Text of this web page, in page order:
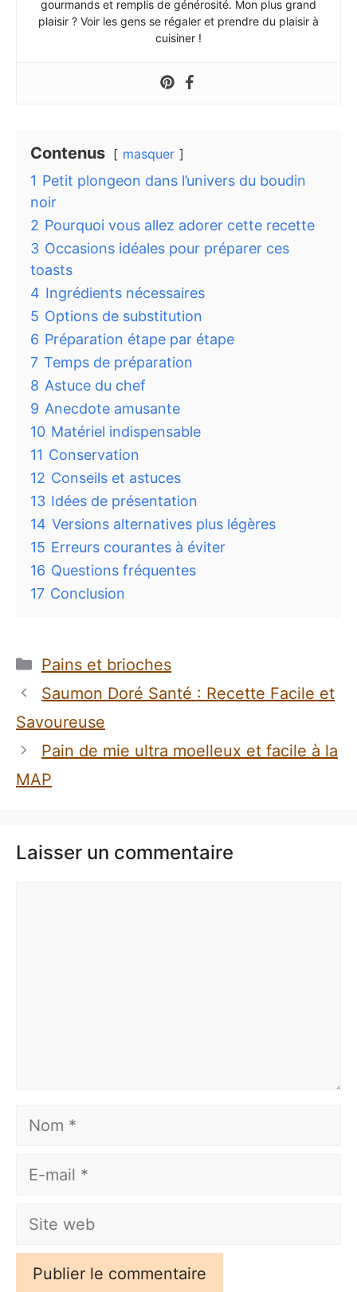
gourmands et remplis de générosité. Mon plus grand
plaisir ? Voir les gens se régaler et prendre du plaisir à
cuisiner !
Contenus masquer
1 Petit plongeon dans l’univers du boudin
noir
2 Pourquoi vous allez adorer cette recette
3 Occasions idéales pour préparer ces
toasts
4 Ingrédients nécessaires
5 Options de substitution
6 Préparation étape par étape
7 Temps de préparation
8 Astuce du chef
9 Anecdote amusante
10 Matériel indispensable
11 Conservation
12 Conseils et astuces
13 Idées de présentation
14 Versions alternatives plus légères
15 Erreurs courantes à éviter
16 Questions fréquentes
17 Conclusion
Catégories
Pains et brioches
Saumon Doré Santé : Recette Facile et
Savoureuse
Pain de mie ultra moelleux et facile à la
MAP
Laisser un commentaire
Nom
E-
Site